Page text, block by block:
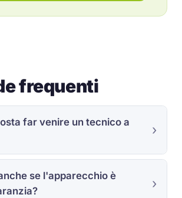
frequenti
far venire un tecnico a
se l'apparecchio è